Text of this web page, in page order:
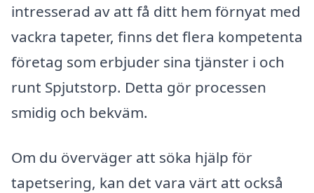
intresserad av att få ditt hem förnyat med
vackra tapeter, finns det flera kompetenta
företag som erbjuder sina tjänster i och
runt Spjutstorp. Detta gör processen
smidig och bekväm.
Om du överväger att söka hjälp för
tapetsering, kan det vara värt att också